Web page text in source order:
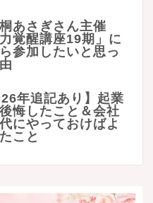
あさぎさん主催
力覚醒講座19期」に
参加したいと思っ
年追記あり】起業
悔したこと＆会社
にやっておけばよ
こと